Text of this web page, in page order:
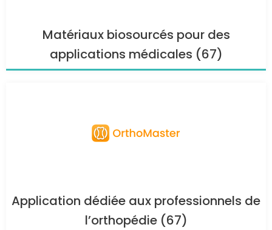
Matériaux biosourcés pour des
applications médicales (67)
Application dédiée aux professionnels de
l’orthopédie (67)